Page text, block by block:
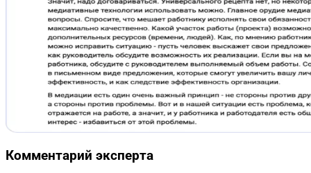
Комментарий эксперта